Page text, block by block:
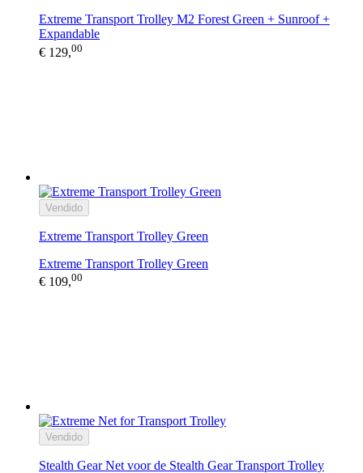
Extreme Transport Trolley M2 Forest Green + Sunroof +
Expandable
€ 129,00
Vendido
Extreme Transport Trolley Green
Extreme Transport Trolley Green
€ 109,00
Vendido
Stealth Gear Net voor de Stealth Gear Transport Trolley